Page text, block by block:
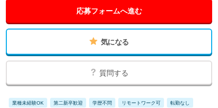
応募フォームへ進む
気になる
質問する
業種未経験OK 第二新卒歓迎 学歴不問 リモートワーク可 転勤なし